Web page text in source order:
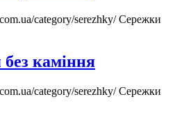
category/serezhky/Сережки
каміння
category/serezhky/Сережки